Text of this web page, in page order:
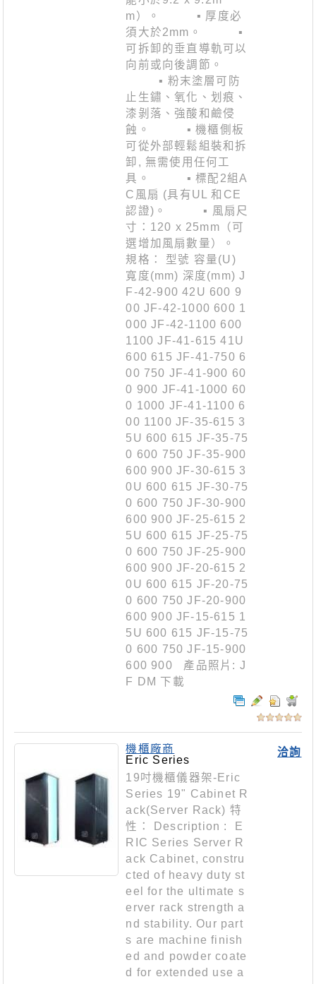
m）。 ▪ 厚度必
須大於2mm。 ▪
可拆卸的垂直導軌可以
向前或向後調節。
▪ 粉末塗層可防
止生鏽、氧化、划痕、
漆剝落、強酸和鹼侵
蝕。 ▪ 機櫃側板
可從外部輕鬆組裝和拆
卸, 無需使用任何工
具。 ▪ 標配2組A
C風扇 (具有UL 和CE
認證)。 ▪ 風扇尺
寸：120 x 25mm（可
選增加風扇數量）。
規格： 型號 容量(U)
寬度(mm) 深度(mm) J
F-42-900 42U 600 9
00 JF-42-1000 600 1
000 JF-42-1100 600
1100 JF-41-615 41U
600 615 JF-41-750 6
00 750 JF-41-900 60
0 900 JF-41-1000 60
0 1000 JF-41-1100 6
00 1100 JF-35-615 3
5U 600 615 JF-35-75
0 600 750 JF-35-900
600 900 JF-30-615 3
0U 600 615 JF-30-75
0 600 750 JF-30-900
600 900 JF-25-615 2
5U 600 615 JF-25-75
0 600 750 JF-25-900
600 900 JF-20-615 2
0U 600 615 JF-20-75
0 600 750 JF-20-900
600 900 JF-15-615 1
5U 600 615 JF-15-75
0 600 750 JF-15-900
600 900 產品照片: J
F DM 下載
洽詢
機櫃廠商
Eric Series
19吋機櫃儀器架-Eric
Series 19" Cabinet R
ack(Server Rack) 特
性： Description : E
RIC Series Server R
ack Cabinet, constru
cted of heavy duty st
eel for the ultimate s
erver rack strength a
nd stability. Our part
s are machine finish
ed and powder coate
d for extended use a